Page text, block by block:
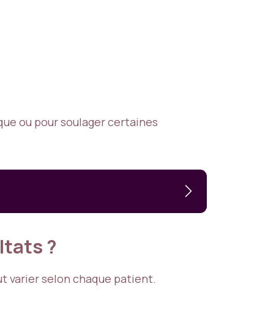
ou pour soulager certaines
?
varier selon chaque patient.